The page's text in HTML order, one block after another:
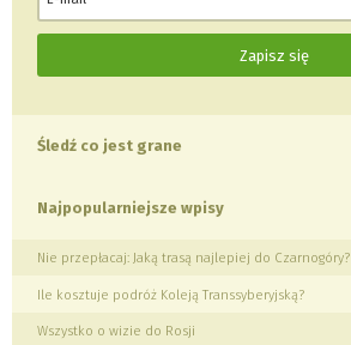
Śledź co jest grane
Najpopularniejsze wpisy
Nie przepłacaj: Jaką trasą najlepiej do Czarnogóry?
Ile kosztuje podróż Koleją Transsyberyjską?
Wszystko o wizie do Rosji